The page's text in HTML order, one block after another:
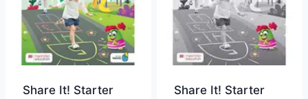
Share It! Starter
Share It! Starter